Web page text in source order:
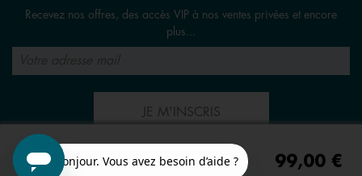
99,00 €
Recevez nos offres, des accès VIP à nos ventes privées et encore
plus...
JE M'INSCRIS
SUIVEZ-NOUS